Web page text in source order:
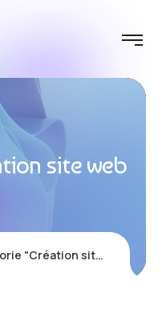
site web
"Création site web"